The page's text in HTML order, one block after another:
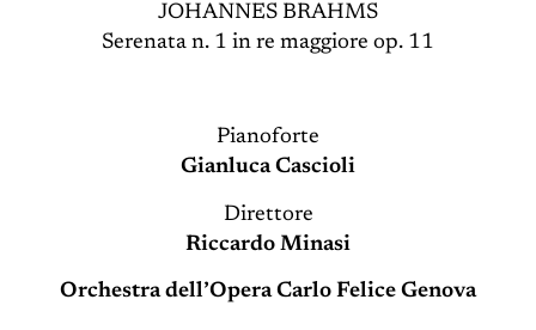
JOHANNES BRAHMS
Serenata n. 1 in re maggiore op. 11
Pianoforte
Gianluca Cascioli
Direttore
Riccardo Minasi
Orchestra dell’Opera Carlo Felice Genova